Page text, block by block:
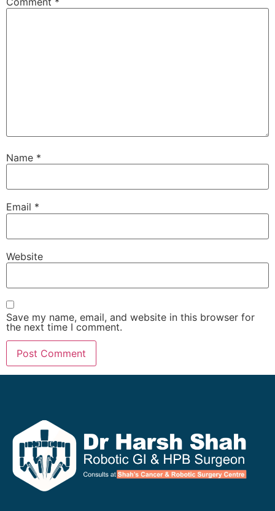
Name *
Email *
Website
Save my name, email, and website in this browser for
the next time I comment.